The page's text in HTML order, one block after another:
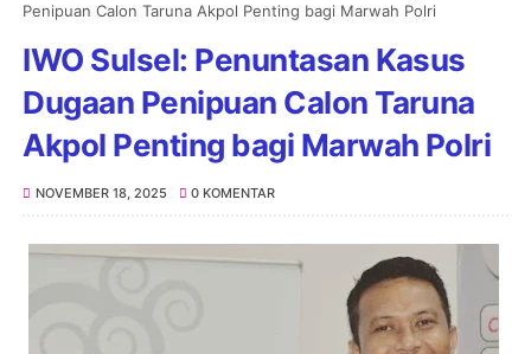
Penipuan Calon Taruna Akpol Penting bagi Marwah Polri
IWO Sulsel: Penuntasan Kasus
Dugaan Penipuan Calon Taruna
Akpol Penting bagi Marwah Polri
NOVEMBER 18, 2025 0 KOMENTAR